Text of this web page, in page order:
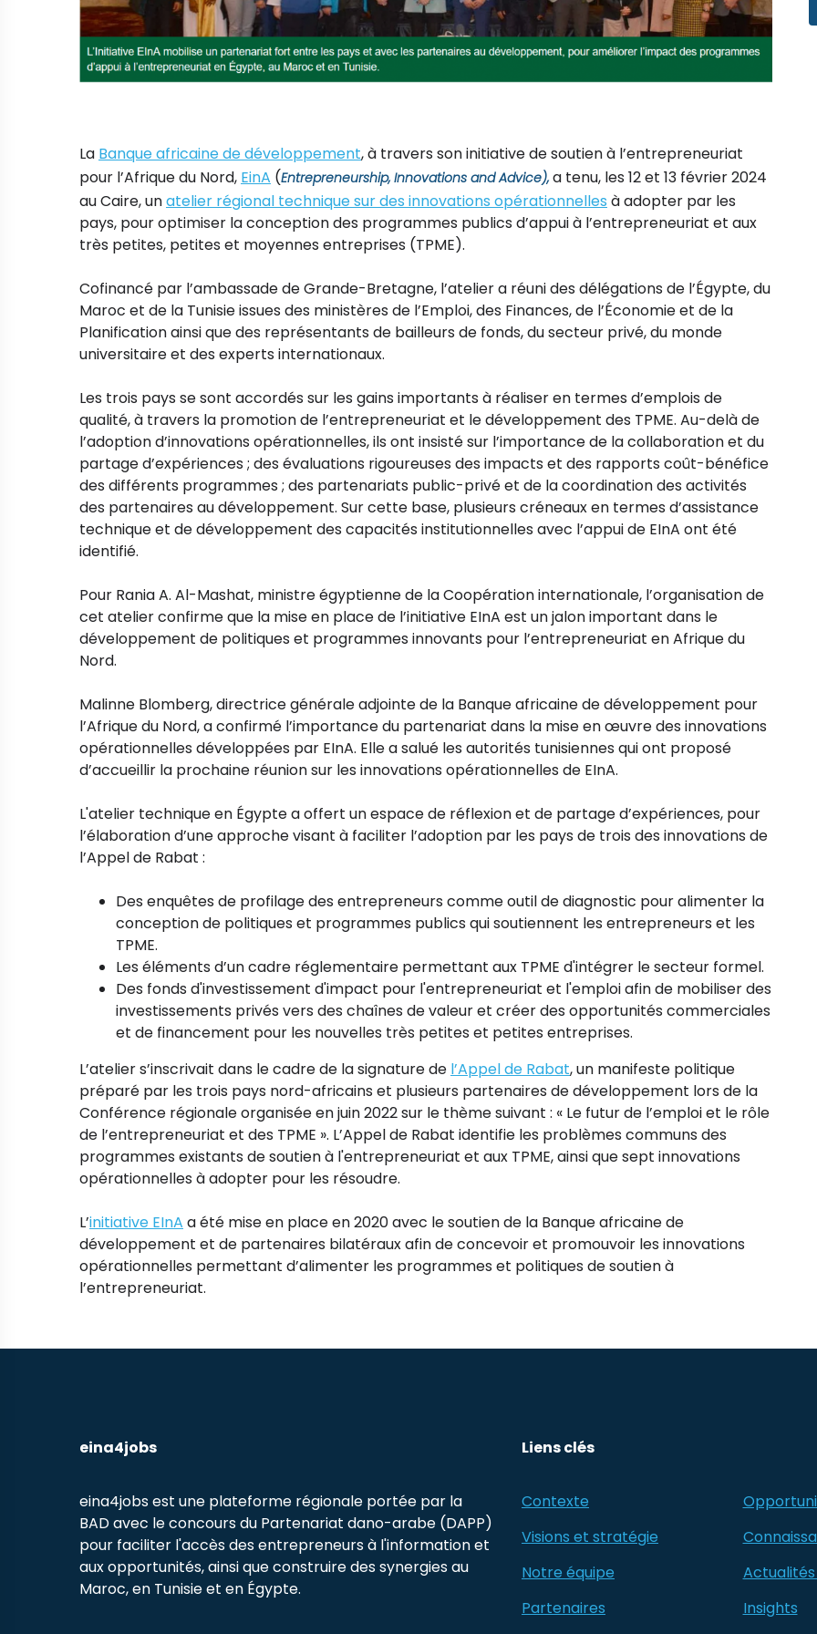
La Banque africaine de développement, à travers son initiative de soutien à l’entrepreneuriat
pour l’Afrique du Nord, EinA (Entrepreneurship, Innovations and Advice),a tenu, les 12 et 13 février 2024
au Caire, unatelier régional technique sur des innovations opérationnelles à adopter par les
pays, pour optimiser la conception des programmes publics d’appui à l’entrepreneuriat et aux
très petites, petites et moyennes entreprises (TPME).
Cofinancé par l’ambassade de Grande-Bretagne, l’atelier a réuni des délégations de l’Égypte, du
Maroc et de la Tunisie issues des ministères de l’Emploi, des Finances, de l’Économie et de la
Planification ainsi que des représentants de bailleurs de fonds, du secteur privé, du monde
universitaire et des experts internationaux.
Les trois pays se sont accordés sur les gains importants à réaliser en termes d’emplois de
qualité, à travers la promotion de l’entrepreneuriat et le développement des TPME. Au-delà de
l’adoption d’innovations opérationnelles, ils ont insisté sur l’importance de la collaboration et du
partage d’expériences ; des évaluations rigoureuses des impacts et des rapports coût-bénéfice
des différents programmes ; des partenariats public-privé et de la coordination des activités
des partenaires au développement. Sur cette base, plusieurs créneaux en termes d’assistance
technique et de développement des capacités institutionnelles avec l’appui de EInA ont été
identifié.
Pour Rania A. Al-Mashat, ministre égyptienne de la Coopération internationale, l’organisation de
cet atelier confirme que la mise en place de l’initiative EInA est un jalon important dans le
développement de politiques et programmes innovants pour l’entrepreneuriat en Afrique du
Nord.
Malinne Blomberg, directrice générale adjointe de la Banque africaine de développement pour
l’Afrique du Nord, a confirmé l’importance du partenariat dans la mise en œuvre des innovations
opérationnelles développées par EInA. Elle a salué les autorités tunisiennes qui ont proposé
d’accueillir la prochaine réunion sur les innovations opérationnelles de EInA.
L'atelier technique en Égypte a offert un espace de réflexion et de partage d’expériences, pour
l’élaboration d’une approche visant à faciliter l’adoption par les pays de trois des innovations de
l’Appel de Rabat :
Des enquêtes de profilage des entrepreneurs comme outil de diagnostic pour alimenter la
conception de politiques et programmes publics qui soutiennent les entrepreneurs et les
TPME.
Les éléments d’un cadre réglementaire permettant aux TPME d'intégrer le secteur formel.
Des fonds d'investissement d'impact pour l'entrepreneuriat et l'emploi afin de mobiliser des
investissements privés vers des chaînes de valeur et créer des opportunités commerciales
et de financement pour les nouvelles très petites et petites entreprises.
L’atelier s’inscrivait dans le cadre de la signature de l’Appel de Rabat, un manifeste politique
préparé par les trois pays nord-africains et plusieurs partenaires de développement lors de la
Conférence régionale organisée en juin 2022 sur le thème suivant : « Le futur de l’emploi et le rôle
de l’entrepreneuriat et des TPME ». L’Appel de Rabat identifie les problèmes communs des
programmes existants de soutien à l'entrepreneuriat et aux TPME, ainsi que sept innovations
opérationnelles à adopter pour les résoudre.
L’initiative EInA a été mise en place en 2020 avec le soutien de la Banque africaine de
développement et de partenaires bilatéraux afin de concevoir et promouvoir les innovations
opérationnelles permettant d’alimenter les programmes et politiques de soutien à
l’entrepreneuriat.
eina4jobs
eina4jobs est une plateforme régionale portée par la
BAD avec le concours du Partenariat dano-arabe (DAPP)
pour faciliter l'accès des entrepreneurs à l'information et
aux opportunités, ainsi que construire des synergies au
Maroc, en Tunisie et en Égypte.
Liens clés
Contexte
Visions et stratégie
Notre équipe
Partenaires
Insights